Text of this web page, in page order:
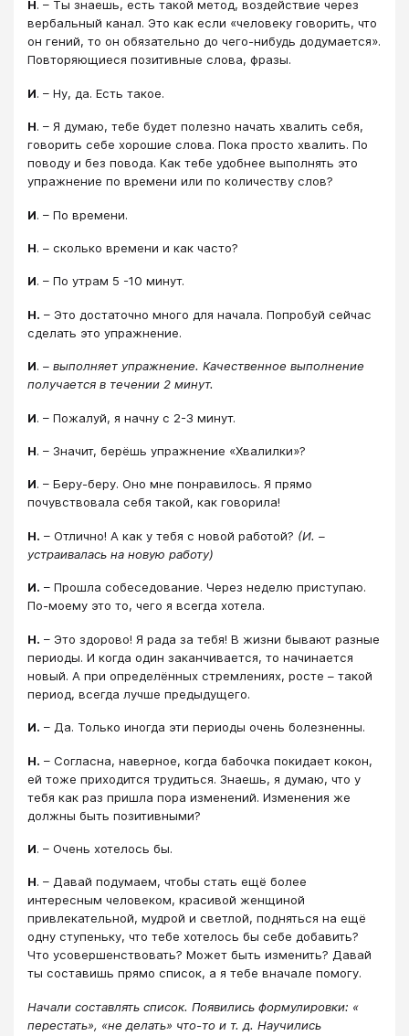
Н. – Ты знаешь, есть такой метод, воздействие через
вербальный канал. Это как если «человеку говорить, что
он гений, то он обязательно до чего-нибудь додумается».
Повторяющиеся позитивные слова, фразы.
И. – Ну, да. Есть такое.
Н. – Я думаю, тебе будет полезно начать хвалить себя,
говорить себе хорошие слова. Пока просто хвалить. По
поводу и без повода. Как тебе удобнее выполнять это
упражнение по времени или по количеству слов?
И. – По времени.
Н. – сколько времени и как часто?
И. – По утрам 5 -10 минут.
Н. – Это достаточно много для начала. Попробуй сейчас
сделать это упражнение.
И. – выполняет упражнение. Качественное выполнение
получается в течении 2 минут.
И. – Пожалуй, я начну с 2-3 минут.
Н. – Значит, берёшь упражнение «Хвалилки»?
И. – Беру-беру. Оно мне понравилось. Я прямо
почувствовала себя такой, как говорила!
Н. – Отлично! А как у тебя с новой работой? (И. –
устраивалась на новую работу)
И. – Прошла собеседование. Через неделю приступаю.
По-моему это то, чего я всегда хотела.
Н. – Это здорово! Я рада за тебя! В жизни бывают разные
периоды. И когда один заканчивается, то начинается
новый. А при определённых стремлениях, росте – такой
период, всегда лучше предыдущего.
И. – Да. Только иногда эти периоды очень болезненны.
Н. – Согласна, наверное, когда бабочка покидает кокон,
ей тоже приходится трудиться. Знаешь, я думаю, что у
тебя как раз пришла пора изменений. Изменения же
должны быть позитивными?
И. – Очень хотелось бы.
Н. – Давай подумаем, чтобы стать ещё более
интересным человеком, красивой женщиной
привлекательной, мудрой и светлой, подняться на ещё
одну ступеньку, что тебе хотелось бы себе добавить?
Что усовершенствовать? Может быть изменить? Давай
ты составишь прямо список, а я тебе вначале помогу.
Начали составлять список. Появились формулировки: «
перестать», «не делать» что-то и т. д. Научились